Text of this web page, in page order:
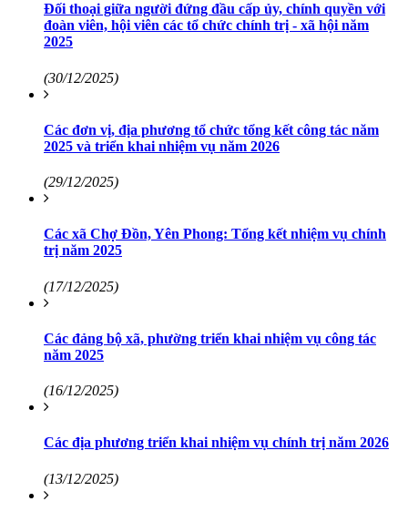
Đối thoại giữa người đứng đầu cấp ủy, chính quyền với
đoàn viên, hội viên các tổ chức chính trị - xã hội năm
2025
(30/12/2025)
Các đơn vị, địa phương tổ chức tổng kết công tác năm
2025 và triển khai nhiệm vụ năm 2026
(29/12/2025)
Các xã Chợ Đồn, Yên Phong: Tổng kết nhiệm vụ chính
trị năm 2025
(17/12/2025)
Các đảng bộ xã, phường triển khai nhiệm vụ công tác
năm 2025
(16/12/2025)
Các địa phương triển khai nhiệm vụ chính trị năm 2026
(13/12/2025)